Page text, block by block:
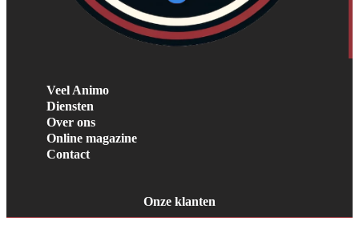
Veel Animo
Diensten
Over ons
Online magazine
Contact
Onze klanten